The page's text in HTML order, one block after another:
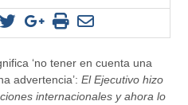
‘no tener en cuenta una
advertencia’:El Ejecutivo hizo
internacionales y ahora lo